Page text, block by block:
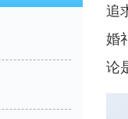
追
婚
论